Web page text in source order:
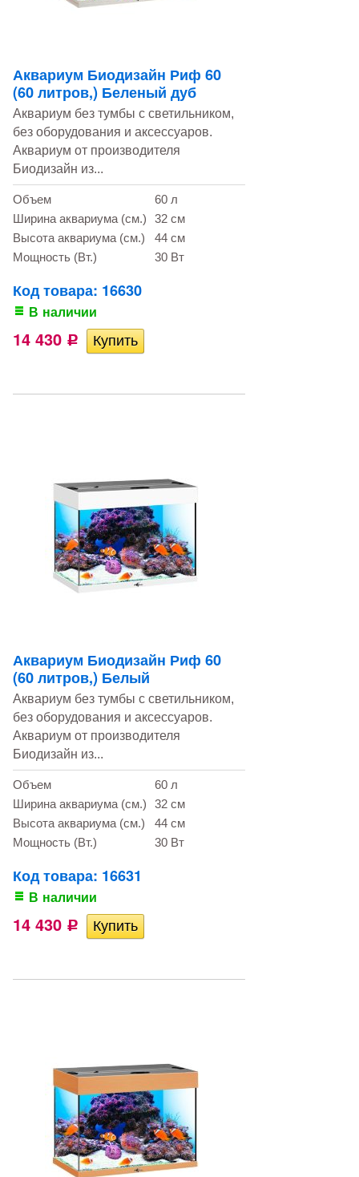
Аквариум Биодизайн Риф 60
(60 литров,) Беленый дуб
Аквариум без тумбы с светильником,
без оборудования и аксессуаров.
Аквариум от производителя
Биодизайн из...
Объем
60 л
Ширина аквариума (см.)
32 см
Высота аквариума (см.)
44 см
Мощность (Вт.)
30 Вт
Код товара: 16630
В наличии
14 430 Р
Аквариум Биодизайн Риф 60
(60 литров,) Белый
Аквариум без тумбы с светильником,
без оборудования и аксессуаров.
Аквариум от производителя
Биодизайн из...
Объем
60 л
Ширина аквариума (см.)
32 см
Высота аквариума (см.)
44 см
Мощность (Вт.)
30 Вт
Код товара: 16631
В наличии
14 430 Р